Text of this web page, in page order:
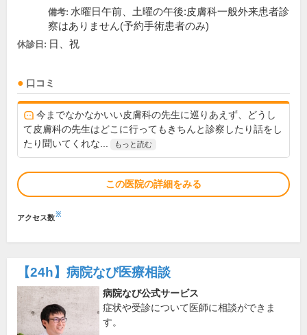
備考: 水曜日午前、土曜の午後:皮膚科一般外来患者診
察はありません(予約手術患者のみ)
休診日: 日、祝
口コミ
今までなかなかいい皮膚科の先生に巡りあえず、どうし
て皮膚科の先生はどこに行ってもきちんと診察したり話をし
たり聞いてくれな...
もっと読む
この医院の詳細をみる
アクセス数※
【24h】 病院なび医療相談
病院なび公式サービス
症状や受診について医師に相談ができま
す。